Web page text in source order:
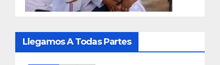
Llegamos A Todas Partes